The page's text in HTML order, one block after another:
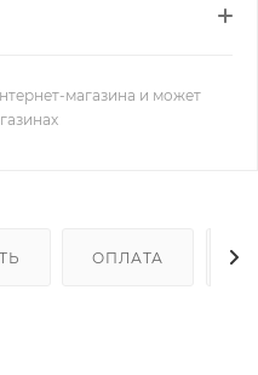
магазина и может
ОПЛАТА